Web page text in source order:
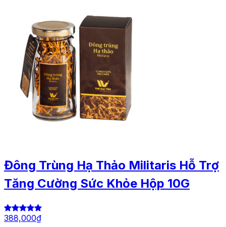
Đông Trùng Hạ Thảo Militaris Hỗ Trợ
Tăng Cường Sức Khỏe Hộp 10G
388,000₫